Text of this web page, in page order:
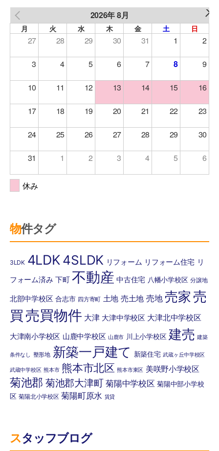
2026年 8月
月 火 水 木 金 土 日
27 28 29 30 31 1 2
3 4 5 6 7 8 9
10 11 12 13 14 15 16
17 18 19 20 21 22 23
24 25 26 27 28 29 30
31 1 2 3 4 5 6
休み
物件タグ
3LDK 4LDK4SLDK リフォーム リフォーム住宅 リ
フォーム済み 下町 不動産 中古住宅 八幡小学校区 分譲地
北部中学校区 合志市 四方寄町 土地 売土地 売地 売家 売
買 売買物件 大津 大津中学校区 大津北中学校区
大津南小学校区 山鹿中学校区 山鹿市 川上小学校区 建売 建築
条件なし 整形地 新築一戸建て 新築住宅 武蔵ヶ丘中学校区
武蔵中学校区 熊本市 熊本市北区 熊本市東区 美咲野小学校区
菊池郡 菊池郡大津町 菊陽中学校区 菊陽中部小学校
区 菊陽北小学校区 菊陽町原水 賃貸
スタッフブログ